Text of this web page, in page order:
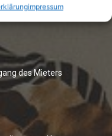
impressum
Look fürs
des Mieters